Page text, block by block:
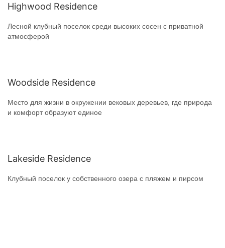
Highwood Residence
Лесной клубный поселок среди высоких сосен с приватной
атмосферой
Woodside Residence
Место для жизни в окружении вековых деревьев, где природа
и комфорт образуют единое
Lakeside Residence
Клубный поселок у собственного озера с пляжем и пирсом